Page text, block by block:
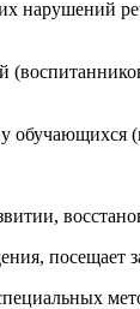
посещает